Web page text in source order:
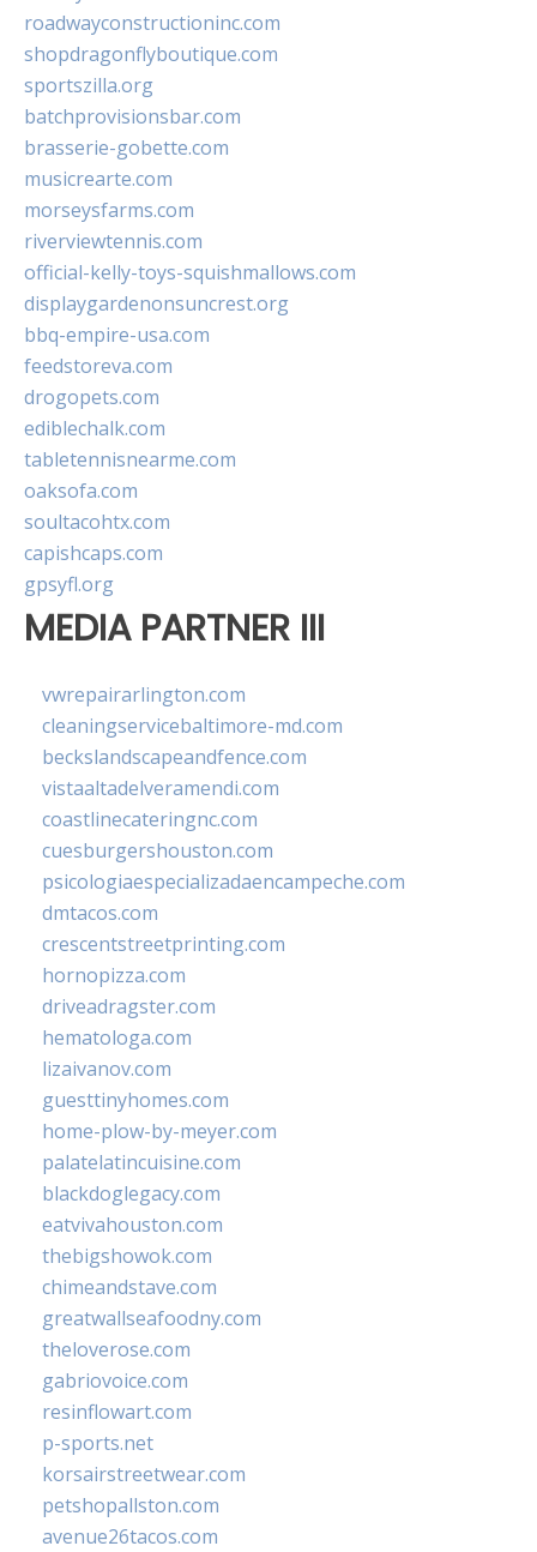
roadwayconstructioninc.com
shopdragonflyboutique.com
sportszilla.org
batchprovisionsbar.com
brasserie-gobette.com
musicrearte.com
morseysfarms.com
riverviewtennis.com
official-kelly-toys-squishmallows.com
displaygardenonsuncrest.org
bbq-empire-usa.com
feedstoreva.com
drogopets.com
ediblechalk.com
tabletennisnearme.com
oaksofa.com
soultacohtx.com
capishcaps.com
gpsyfl.org
MEDIA PARTNER III
vwrepairarlington.com
cleaningservicebaltimore-md.com
beckslandscapeandfence.com
vistaaltadelveramendi.com
coastlinecateringnc.com
cuesburgershouston.com
psicologiaespecializadaencampeche.com
dmtacos.com
crescentstreetprinting.com
hornopizza.com
driveadragster.com
hematologa.com
lizaivanov.com
guesttinyhomes.com
home-plow-by-meyer.com
palatelatincuisine.com
blackdoglegacy.com
eatvivahouston.com
thebigshowok.com
chimeandstave.com
greatwallseafoodny.com
theloverose.com
gabriovoice.com
resinflowart.com
p-sports.net
korsairstreetwear.com
petshopallston.com
avenue26tacos.com